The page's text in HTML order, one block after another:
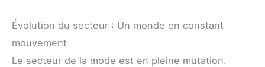
Évolution du secteur : Un monde en constant
mouvement
Le secteur de la mode est en pleine mutation.